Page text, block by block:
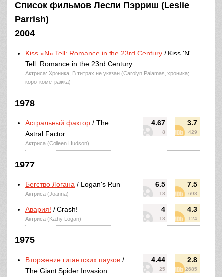
Список фильмов Лесли Пэрриш (Leslie
Parrish)
2004
Kiss «N» Tell: Romance in the 23rd Century / Kiss 'N'
Tell: Romance in the 23rd Century
Актриса: Хроника, В титрах не указан (Carolyn Palamas, хроника;
короткометражка)
1978
4.67
8
3.7
429
Астральный фактор / The
Astral Factor
Актриса (Colleen Hudson)
1977
6.5
18
7.5
693
Бегство Логана / Logan's Run
Актриса (Joanna)
4
13
4.3
124
Авария! / Crash!
Актриса (Kathy Logan)
1975
4.44
25
2.8
2685
Вторжение гигантских пауков /
The Giant Spider Invasion